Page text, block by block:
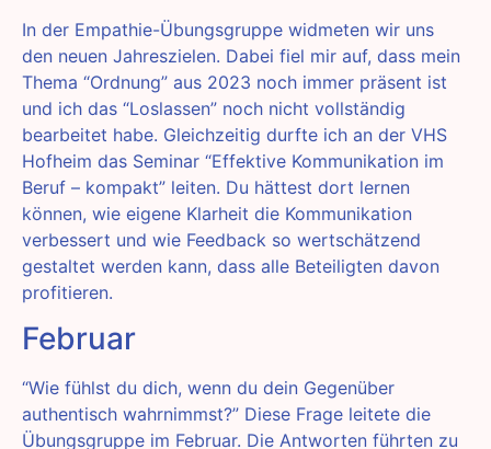
In der Empathie-Übungsgruppe widmeten wir uns
den neuen Jahreszielen. Dabei fiel mir auf, dass mein
Thema “Ordnung” aus 2023 noch immer präsent ist
und ich das “Loslassen” noch nicht vollständig
bearbeitet habe. Gleichzeitig durfte ich an der VHS
Hofheim das Seminar “Effektive Kommunikation im
Beruf – kompakt” leiten. Du hättest dort lernen
können, wie eigene Klarheit die Kommunikation
verbessert und wie Feedback so wertschätzend
gestaltet werden kann, dass alle Beteiligten davon
profitieren.
Februar
“Wie fühlst du dich, wenn du dein Gegenüber
authentisch wahrnimmst?” Diese Frage leitete die
Übungsgruppe im Februar. Die Antworten führten zu